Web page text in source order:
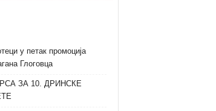
у петак промоција
Глоговца
ЗА 10. ДРИНСКЕ